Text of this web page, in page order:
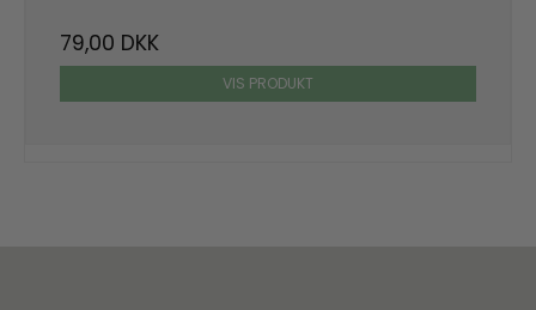
79,00 DKK
VIS PRODUKT